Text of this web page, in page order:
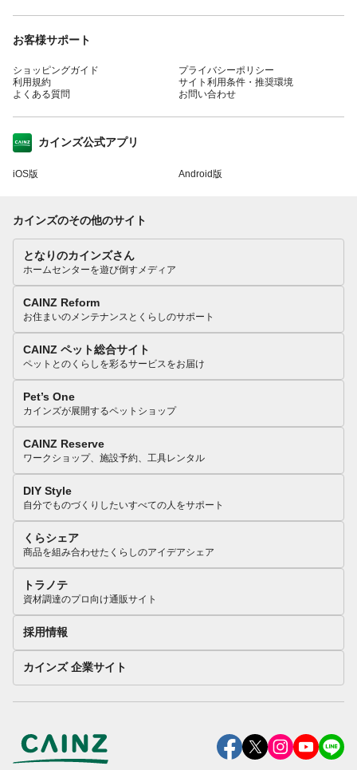
お客様サポート
ショッピングガイド
利用規約
よくある質問
プライバシーポリシー
サイト利用条件・推奨環境
お問い合わせ
カインズ公式アプリ
iOS版 Android版
カインズのその他のサイト
となりのカインズさん
ホームセンターを遊び倒すメディア
CAINZ Reform
お住まいのメンテナンスとくらしのサポート
CAINZ ペット総合サイト
ペットとのくらしを彩るサービスをお届け
Pet’s One
カインズが展開するペットショップ
CAINZ Reserve
ワークショップ、施設予約、工具レンタル
DIY Style
自分でものづくりしたいすべての人をサポート
くらシェア
商品を組み合わせたくらしのアイデアシェア
トラノテ
資材調達のプロ向け通販サイト
採用情報
カインズ 企業サイト